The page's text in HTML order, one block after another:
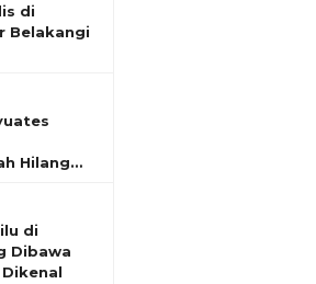
di
Belakangi
Hilang
di
Dibawa